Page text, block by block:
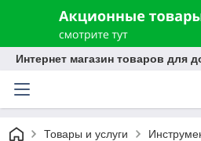
Интернет магазин товаров для
Товары и услуги